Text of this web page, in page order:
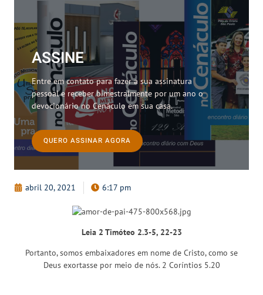
abril 20, 2021 6:17 pm
Leia 2 Timóteo 2.3-5, 22-23
Portanto, somos embaixadores em nome de Cristo, como se
Deus exortasse por meio de nós. 2 Coríntios 5.20
ASSINE
Entre em contato para fazer a sua assinatura
pessoal e receber bimestralmente por um ano o
devocionário no Cenáculo em sua casa.
QUERO ASSINAR AGORA